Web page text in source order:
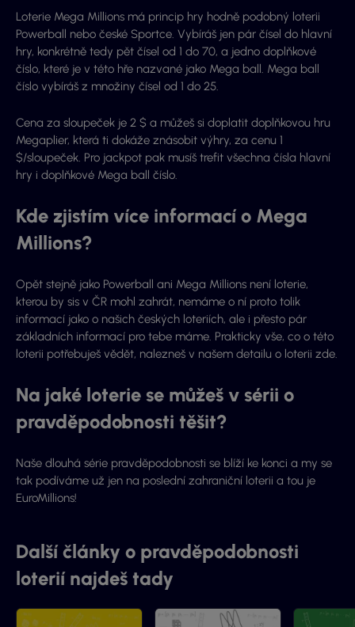
Loterie Mega Millions má princip hry hodně podobný loterii
Powerball nebo české Sportce. Vybíráš jen pár čísel do hlavní
hry, konkrétně tedy pět čísel od 1 do 70, a jedno doplňkové
číslo, které je v této hře nazvané jako Mega ball. Mega ball
číslo vybíráš z množiny čísel od 1 do 25.
Cena za sloupeček je 2 $ a můžeš si doplatit doplňkovou hru
Megaplier, která ti dokáže znásobit výhry, za cenu 1
$/sloupeček. Pro jackpot pak musíš trefit všechna čísla hlavní
hry i doplňkové Mega ball číslo.
Kde zjistím více informací o Mega
Millions?
Opět stejně jako Powerball ani Mega Millions není loterie,
kterou by sis v ČR mohl zahrát, nemáme o ní proto tolik
informací jako o našich českých loteriích, ale i přesto pár
základních informací pro tebe máme. Prakticky vše, co o této
loterii potřebuješ vědět, nalezneš v našem detailu o loterii zde.
Na jaké loterie se můžeš v sérii o
pravděpodobnosti těšit?
Naše dlouhá série pravděpodobnosti se blíží ke konci a my se
tak podíváme už jen na poslední zahraniční loterii a tou je
EuroMillions!
Další články o pravděpodobnosti
loterií najdeš tady